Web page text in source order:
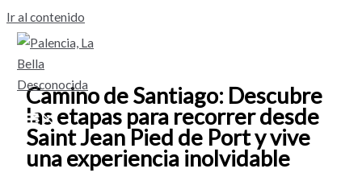
Ir al contenido
Camino de Santiago: Descubre
las etapas para recorrer desde
Saint Jean Pied de Port y vive
una experiencia inolvidable